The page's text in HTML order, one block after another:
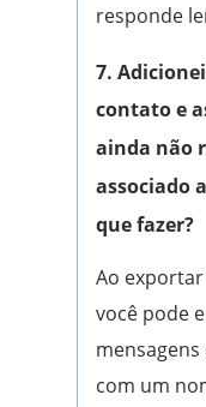
responde
7.
contato e
ainda não
associado
que fazer?
Ao
você pode
com um